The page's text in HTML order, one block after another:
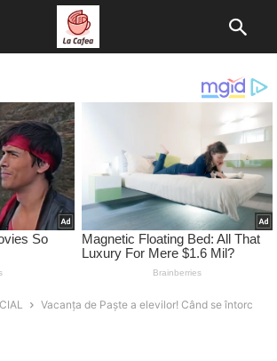
Vacanța de Paște a elevilor! Când se întorc